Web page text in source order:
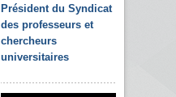
Président du Syndicat
des professeurs et
chercheurs
universitaires